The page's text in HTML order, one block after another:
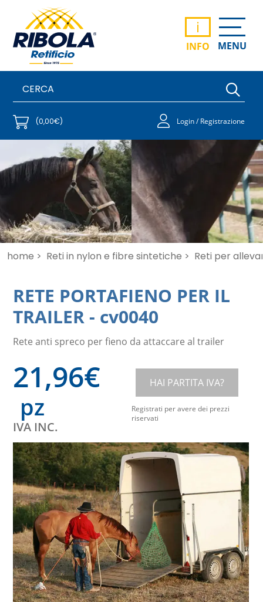
i
INFO MENU
(0,00€) Login / Registrazione
home > Reti in nylon e fibre sintetiche > Reti per
RETE PORTAFIENO PER IL
TRAILER - cv0040
Rete anti spreco per fieno da attaccare al trailer
21,96€
pz
IVA INC.
HAI PARTITA IVA?
Registrati per avere dei prezzi
riservati